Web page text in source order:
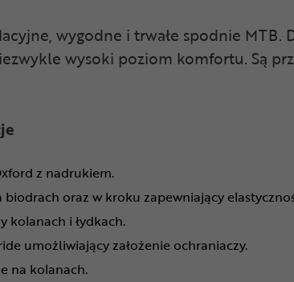
wygodne i trwałe spodnie MTB.
wysoki poziom komfortu. Są
z nadrukiem.
biodrach oraz w kroku zapewniający
kolanach i łydkach.
umożliwiający założenie ochraniaczy.
na kolanach.